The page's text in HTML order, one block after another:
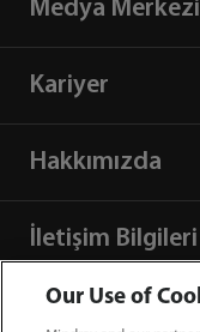
Medya Merkezi
Kariyer
Hakkımızda
İletişim Bilgileri
Our Use of